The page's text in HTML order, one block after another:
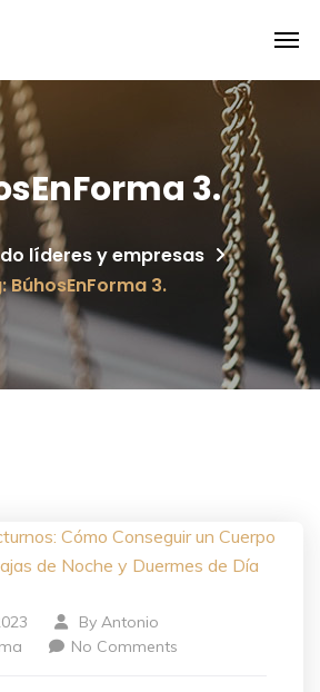
3.
líderes y empresas
BúhosEnForma 3.
By Antonio
No Comments